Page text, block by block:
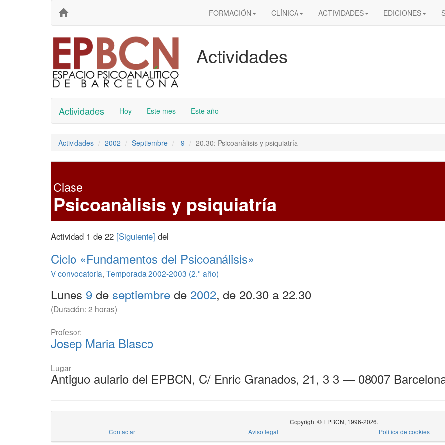
FORMACIÓN CLÍNICA ACTIVIDADES EDICIONES
Actividades
Actividades Hoy Este mes Este año
Actividades 2002 Septiembre 9 20.30: Psicoanàlisis y psiquiatría
Clase
Psicoanàlisis y psiquiatría
Actividad 1 de 22 [Siguiente] del
Ciclo «Fundamentos del Psicoanálisis»
V convocatoria, Temporada 2002-2003 (2.º año)
Lunes 9 de septiembre de 2002, de 20.30 a 22.30
(Duración: 2 horas)
Profesor:
Josep Maria Blasco
Lugar
Antiguo aulario del EPBCN, C/ Enric Granados, 21, 3 3 — 08007
Copyright © EPBCN, 1996-2026.
Contactar
Aviso legal Política de cookies